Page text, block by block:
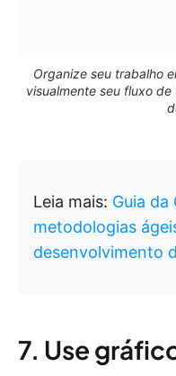
Organize seu trabalho
visualmente seu fluxo
Leia mais: Guia da
metodologias
desenvolvimento
7. Use